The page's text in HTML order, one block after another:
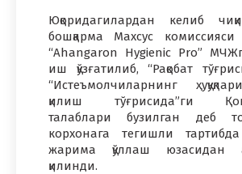
Юқоридагилардан келиб
бошқарма Махсус
“Ahangaron Hygienic Pro”
иш қўзғатилиб, “Рақобат
“Истеъмолчиларнинг
қилиш тўғрисида”ги
талаблари бузилган деб
корхонага тегишли
жарима қўллаш юзасидан
қилинди.